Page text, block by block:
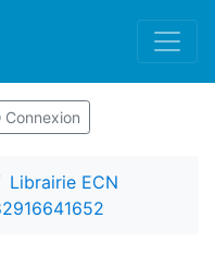
Connexion
Librairie ECN